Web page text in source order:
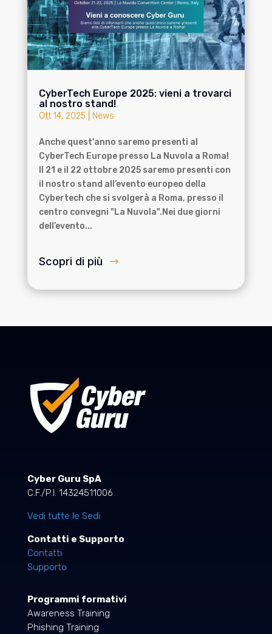
CyberTech Europe 2025: vieni a trovarci
al nostro stand!
Ott 14, 2025 News
Anche quest'anno saremo presenti al
CyberTech Europe presso La Nuvola a Roma!
Il 21 e il 22 ottobre 2025 saremo presenti con
il nostro stand all’evento europeo della
Cybertech che si svolgerà a Roma, presso il
centro convegni "La Nuvola".Nei due giorni
dell’evento...
Scopri di più
Cyber Guru SpA
C.F./P.I. 14324511006
Vedi tutte le Sedi
Contatti e Supporto
Contatti
Supporto
Programmi formativi
Awareness Training
Phishing Training